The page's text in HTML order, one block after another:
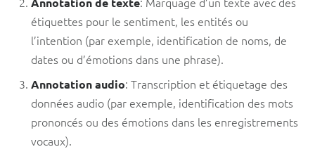
étiquettes pour le sentiment, les entités ou
l’intention (par exemple, identification de noms, de
dates ou d’émotions dans une phrase).
Annotation audio: Transcription et étiquetage des
données audio (par exemple, identification des mots
prononcés ou des émotions dans les enregistrements
vocaux).